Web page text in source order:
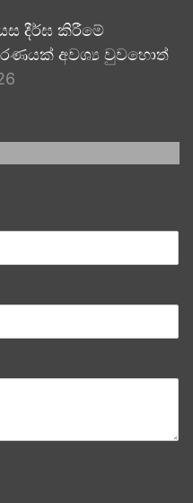
දීර්ඝ කිරීමේ
අවශ්‍ය වුවහොත්